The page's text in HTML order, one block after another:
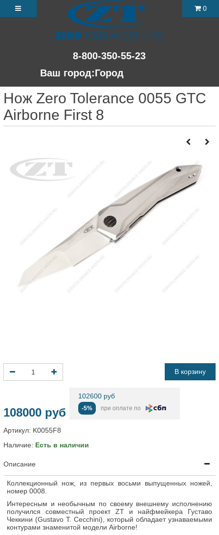
8-800-350-55-23
Ваш город:Город
0
Нож Zero Tolerance 0055 GTC
Airborne First 8
В корзину
108000 руб
102600 руб
-5% при оплате по
Артикул: K0055F8
Наличие: Есть в наличии
Описание
Коллекционный нож, из первых восьми выпущенных ножей,
номер 0008.
Интересным и необычным по своему внешнему исполнению
получился совместный проект ZT и найфмейкера Густаво
Чеккини (Gustavo T. Cecchini), который обладает узнаваемыми
контурами знаменитой модели Airborne!